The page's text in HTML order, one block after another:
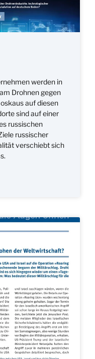
werden in
Drohnen gegen
auf diesen
sind auf einer
russischen
russischer
verschiebt sich